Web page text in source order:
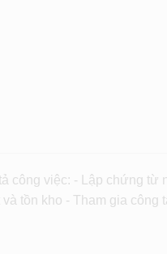
công việc: - Lập chứng
tồn kho - Tham gia công